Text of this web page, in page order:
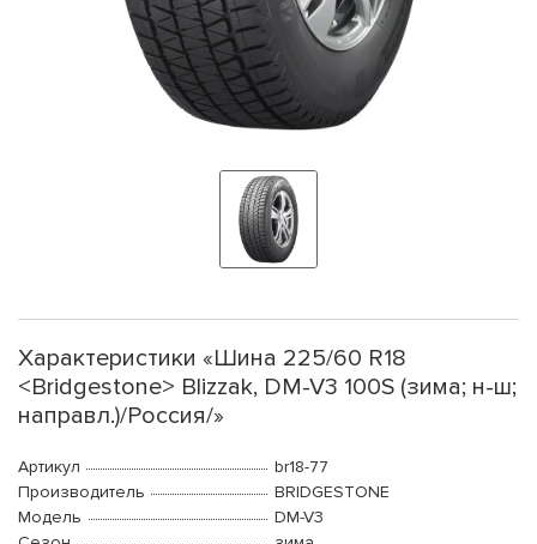
Характеристики «Шина 225/60 R18
<Bridgestone> Blizzak, DM-V3 100S (зима; н-ш;
направл.)/Россия/»
Артикул
br18-77
Производитель
BRIDGESTONE
Модель
DM-V3